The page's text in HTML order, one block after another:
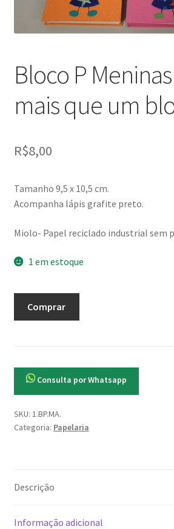
Bloco P
mais que um
R$8,00
Tamanho 9,5 x 10,5 cm.
Acompanha lápis grafite preto.
Miolo- Papel reciclado industrial sem
1 em estoque
mais
bloco
Comprar
Consulta por Whatsapp
SKU: 1.BP.MA.
Categoria: Papelaria
Descrição
Informação adicional